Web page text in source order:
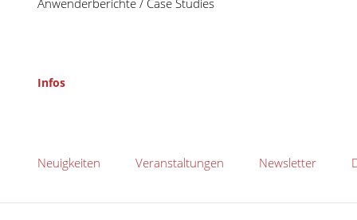
Anwenderberichte / Case Studies
Infos
Neuigkeiten Veranstaltungen Newsletter
Jan
Share